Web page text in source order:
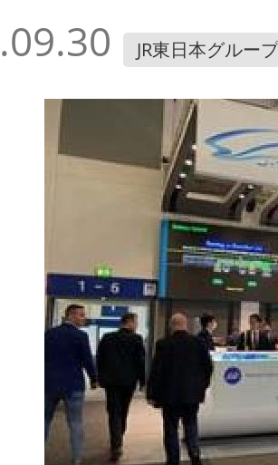
JR東日本グループ